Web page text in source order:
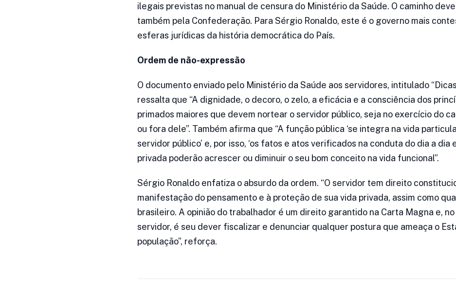
ilegais previstas no manual de censura do Ministério da Saúde. O caminho
também pela Confederação. Para Sérgio Ronaldo, este é o governo mais
esferas jurídicas da história democrática do País.
Ordem de não-expressão
O documento enviado pelo Ministério da Saúde aos servidores, intitulado
ressalta que “A dignidade, o decoro, o zelo, a eficácia e a consciência dos
primados maiores que devem nortear o servidor público, seja no exercício do
ou fora dele”. Também afirma que “A função pública ‘se integra na vida
servidor público’ e, por isso, ‘os fatos e atos verificados na conduta do dia a dia
privada poderão acrescer ou diminuir o seu bom conceito na vida funcional”.
Sérgio Ronaldo enfatiza o absurdo da ordem. “O servidor tem direito
manifestação do pensamento e à proteção de sua vida privada, assim como
brasileiro. A opinião do trabalhador é um direito garantido na Carta Magna e,
servidor, é seu dever fiscalizar e denunciar qualquer postura que ameaça o
população”, reforça.